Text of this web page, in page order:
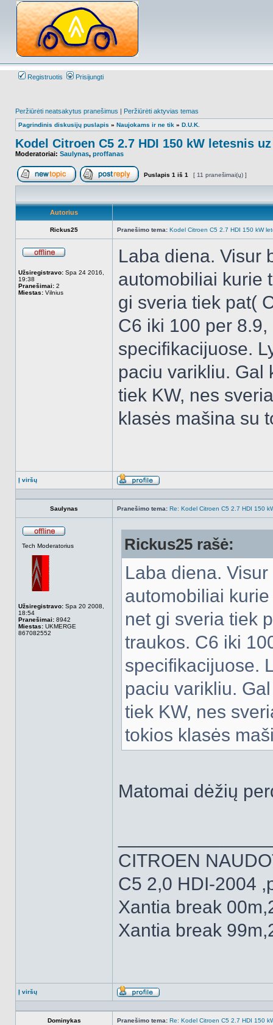
Registruotis Prisijungti
Peržiūrėti neatsakytus pranešimus | Peržiūrėti aktyvias temas
Pagrindinis diskusijų puslapis » Naujokams ir ne tik » D.U.K.
Kodel Citroen C5 2.7 HDI 150 kW letesnis
Moderatoriai: Saulynas, proffanas
Naujos temos kūrimasAtsakyti į temą
Puslapis 1 iš 1 [ 11 pranešimai(ų) ]
Autorius
Rickus25 Pranešimo tema: Kodel Citroen C5 2.7 HDI 150 kW
Užsiregistravo: Spa 24 2016,
19:38
Pranešimai: 2
Miestas: Vilnius
Laba diena. Visur
automobiliai kurie
gi sveria tiek pat(
C6 iki 100 per
specifikacijuose.
paciu varikliu. Gal
tiek KW, nes
klasės mašina su
Į viršų
Aprašymas
Saulynas Pranešimo tema: Re: Kodel Citroen C5 2.7 HDI 150
Tech Moderatorius
Užsiregistravo: Spa 20 2008,
18:54
Pranešimai: 8942
Miestas: UKMERGE
867082552
Rickus25 rašė:
Laba diena.
automobiliai
net gi sveria tiek
traukos. C6 iki
specifikacijuose.
paciu varikliu.
tiek KW, nes
tokios klasės
Matomai dėžių
CITROEN
C5 2,0 HDI-2004
Xantia break
Xantia break
Į viršų
Aprašymas
Dominykas Pranešimo tema: Re: Kodel Citroen C5 2.7 HDI 150